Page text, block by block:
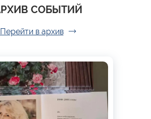
СОБЫТИЙ
Перейти в архив